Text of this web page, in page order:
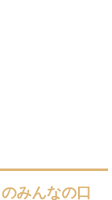
みんなの口